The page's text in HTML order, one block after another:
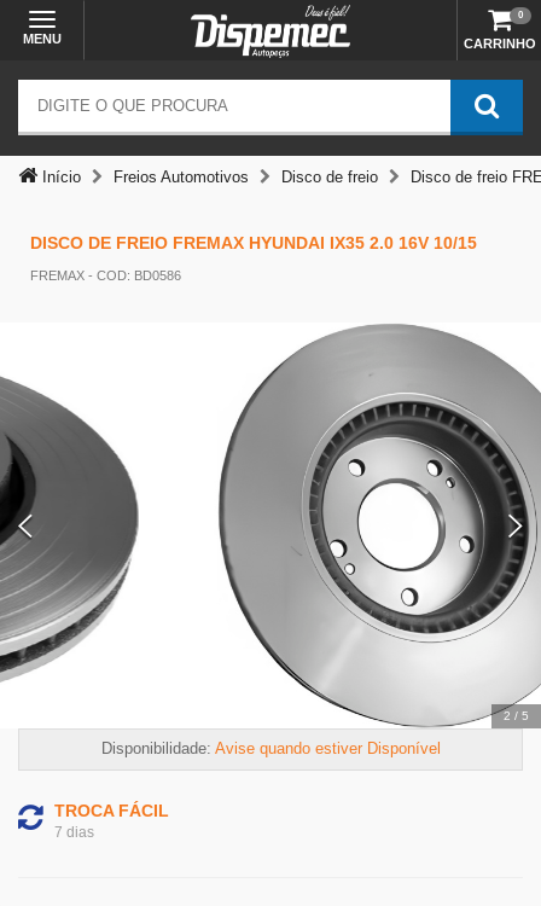
MENU CARRINHO
0
Início Freios Automotivos Disco de freio Disco de freio
DISCO DE FREIO FREMAX HYUNDAI IX35 2.0 16V 10/15
FREMAX - COD: BD0586
2 / 5
Disponibilidade: Avise quando estiver Disponível
TROCA FÁCIL
7 dias
Temos outras opções mais